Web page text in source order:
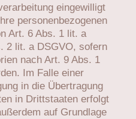
eingewilligt
personenbezogenen
Art. 6 Abs. 1 lit. a
2 lit. a DSGVO, sofern
nach Art. 9 Abs. 1
Im Falle einer
in die Übertragung
in Drittstaaten erfolgt
auf Grundlage